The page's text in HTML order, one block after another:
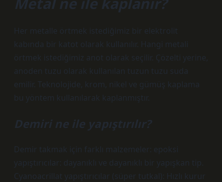
Her metalle örtmek istediğimiz bir elektrolit
kabında bir katot olarak kullanılır. Hangi metali
örtmek istediğimiz anot olarak seçilir. Çözelti yerine,
anoden tuzu olarak kullanılan tuzun tuzu suda
emilir. Teknolojide, krom, nikel ve gümüş kaplama
bu yöntem kullanılarak kaplanmıştır.
Demiri ne ile yapıştırılır?
Demir takmak için farklı malzemeler: epoksi
yapıştırıcılar: dayanıklı ve dayanıklı bir yapışkan tip.
Cyanoacrillat yapıştırıcılar (süper tutkal): Hızlı kurur